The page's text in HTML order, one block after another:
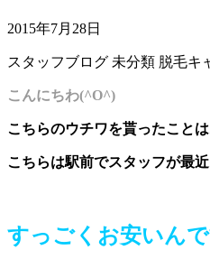
2015年7月28日
スタッフブログ 未分類 脱毛キ
こんにちわ(^O^)
こちらのウチワを貰ったこと
こちらは駅前でスタッフが最
すっごくお安いんで